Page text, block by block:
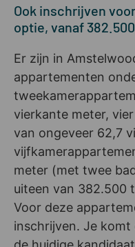
Ook inschrijven
optie, vanaf
Er zijn in
appartementen
vierkante meter,
van ongeveer 62,7
meter (met twee
uiteen van 382.500
Voor deze
inschrijven. Je komt